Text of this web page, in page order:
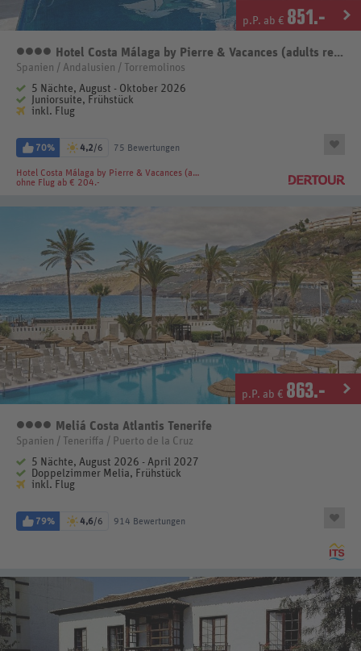
p.P. ab € 851.-
4 Sterne
Hotel Costa Málaga by Pierre & Vacances (adults recommended)
Spanien / Andalusien / Torremolinos
5 Nächte, August - Oktober 2026
Juniorsuite, Frühstück
inkl. Flug
70% 4,2/6 75 Bewertungen
Hotel Costa Málaga by Pierre & Vacances (adults recommended)
ohne Flug ab € 204.-
p.P. ab € 863.-
4 Sterne
Meliá Costa Atlantis Tenerife
Spanien / Teneriffa / Puerto de la Cruz
5 Nächte, August 2026 - April 2027
Doppelzimmer Melia, Frühstück
inkl. Flug
79% 4,6/6 914 Bewertungen